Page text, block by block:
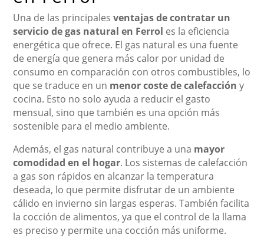
Una de las principalesventajas de contratar un
servicio de gas natural en Ferrol es la eficiencia
energética que ofrece. El gas natural es una fuente
de energía que genera más calor por unidad de
consumo en comparación con otros combustibles, lo
que se traduce en un menor coste de calefacción y
cocina. Esto no solo ayuda a reducir el gasto
mensual, sino que también es una opción más
sostenible para el medio ambiente.
Además, el gas natural contribuye a una mayor
comodidad en el hogar. Los sistemas de calefacción
a gas son rápidos en alcanzar la temperatura
deseada, lo que permite disfrutar de un ambiente
cálido en invierno sin largas esperas. También facilita
la cocción de alimentos, ya que el control de la llama
es preciso y permite una cocción más uniforme.